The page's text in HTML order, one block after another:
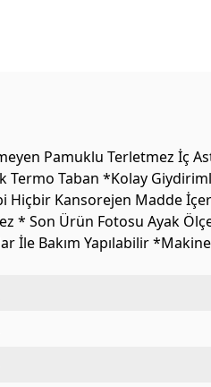
Pamuklu Terletmez İç
Termo Taban *Kolay
Kansorejen Madde
* Son Ürün Fotosu Ayak
İle Bakım Yapılabilir